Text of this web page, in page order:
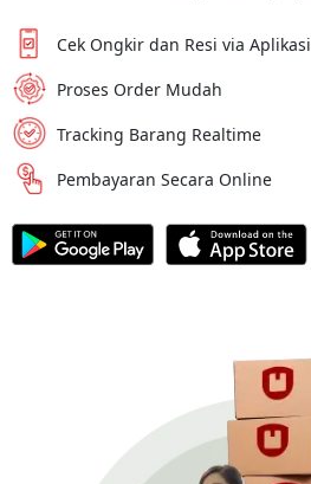
Cek Ongkir dan Resi via Aplikasi
Proses Order Mudah
Tracking Barang Realtime
Pembayaran Secara Online